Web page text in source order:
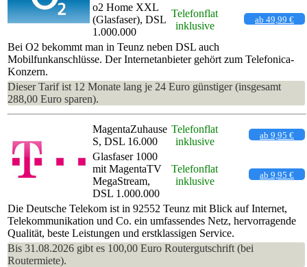
o2 Home XXL
(Glasfaser), DSL
1.000.000
Telefonflat
inklusive
ab 49,99 €
Bei O2 bekommt man in Teunz neben DSL auch
Mobilfunkanschlüsse. Der Internetanbieter gehört zum Telefonica-
Konzern.
Dieser Tarif ist 12 Monate lang je 24 Euro günstiger (insgesamt
288,00 Euro sparen).
MagentaZuhause
S, DSL 16.000
Telefonflat
inklusive
ab 9,95 €
Glasfaser 1000
mit MagentaTV
MegaStream,
DSL 1.000.000
Telefonflat
inklusive
ab 9,95 €
Die Deutsche Telekom ist in 92552 Teunz mit Blick auf Internet,
Telekommunikation und Co. ein umfassendes Netz, hervorragende
Qualität, beste Leistungen und erstklassigen Service.
Bis 31.08.2026 gibt es 100,00 Euro Routergutschrift (bei
Routermiete).